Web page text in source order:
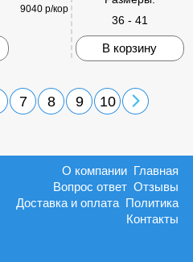
9040 р/кор
36 - 41
В корзину
7 8 9 10
Главная
О компании
Отзывы
Вопрос ответ
Политика
Доставка и оплата
Контакты